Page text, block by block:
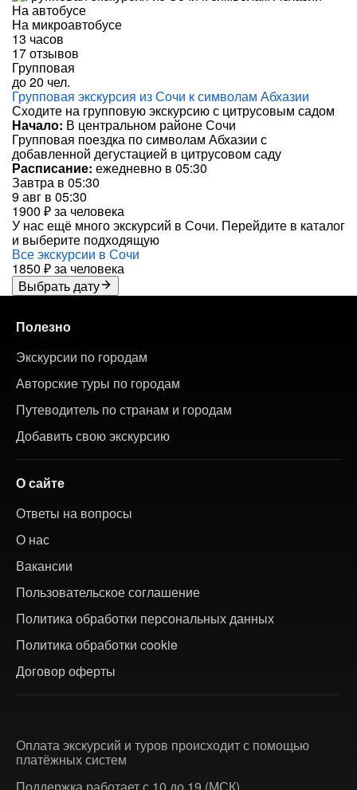
На автобусе
На микроавтобусе
13 часов
17 отзывов
Групповая
до 20 чел.
Групповая экскурсия из Сочи к символам Абхазии
Сходите на групповую экскурсию с цитрусовым садом
Начало: В центральном районе Сочи
Групповая поездка по символам Абхазии с
добавленной дегустацией в цитрусовом саду
Расписание: ежедневно в 05:30
Завтра в 05:30
9 авг в 05:30
1900 ₽за человека
У нас ещё много экскурсий в Сочи. Перейдите в каталог
и выберите подходящую
Все экскурсии в Сочи
1850 ₽за человека
Выбрать дату
Полезно
Экскурсии по городам
Авторские туры по городам
Путеводитель по странам и городам
Добавить свою экскурсию
О сайте
Ответы на вопросы
О нас
Вакансии
Пользовательское соглашение
Политика обработки персональных данных
Политика обработки cookie
Договор оферты
Оплата экскурсий и туров происходит с помощью
платёжных систем